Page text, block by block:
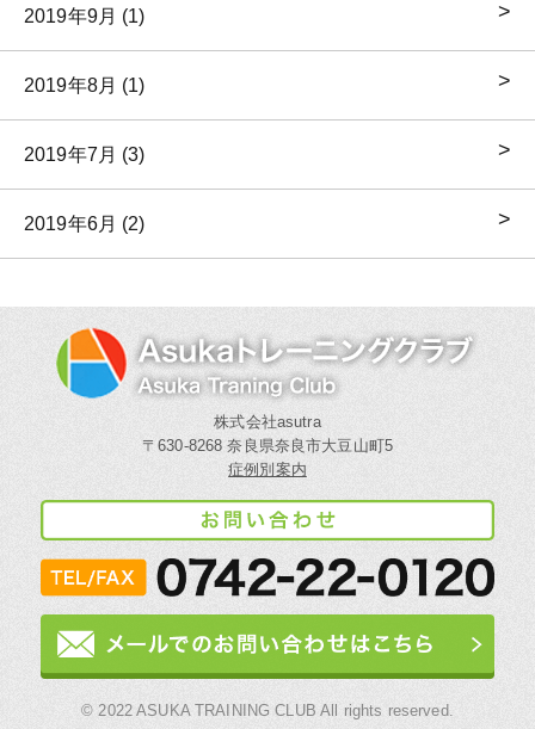
2019年9月 (1)
2019年8月 (1)
2019年7月 (3)
2019年6月 (2)
株式会社asutra
〒630-8268 奈良県奈良市大豆山町5
症例別案内
© 2022 ASUKA TRAINING CLUB All rights reserved.